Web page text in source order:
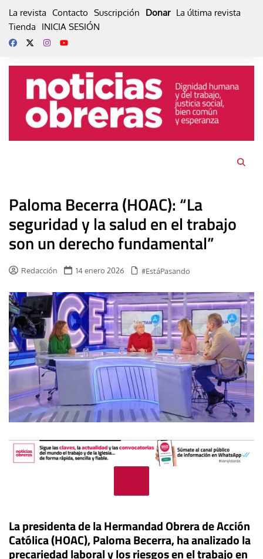
La revista Contacto Suscripción Donar La última revista
Tienda
INICIA SESIÓN
Paloma Becerra (HOAC): “La
seguridad y la salud en el trabajo
son un derecho fundamental”
Redacción 14 enero 2026 #EstáPasando
La presidenta de la Hermandad Obrera de Acción
Católica (HOAC), Paloma Becerra, ha analizado la
precariedad laboral y los riesgos en el trabajo en